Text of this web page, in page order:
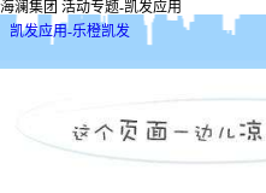
海澜集团 活动专题-凯发应用
凯发应用-乐橙凯发